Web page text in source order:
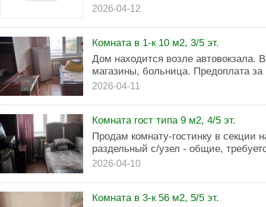
2026-04-12
Комната в 1-к 10 м2, 3/5 эт.
Дом находится возле автовокзала.
магазины, больница. Предоплата
2026-04-11
Комната гост типа 9 м2, 4/5 эт.
Продам комнату-гостинку в секции
раздельный с/узел - общие,
2026-04-10
Комната в 3-к 56 м2, 5/5 эт.